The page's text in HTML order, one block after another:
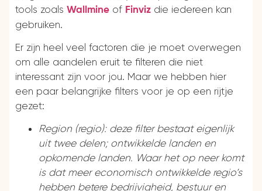
tools zoals Wallmine of Finviz die iedereen kan
gebruiken.
Er zijn heel veel factoren die je moet overwegen
om alle aandelen eruit te filteren die niet
interessant zijn voor jou. Maar we hebben hier
een paar belangrijke filters voor je op een rijtje
gezet:
Region (regio): deze filter bestaat eigenlijk
uit twee delen; ontwikkelde landen en
opkomende landen. Waar het op neer komt
is dat meer economisch ontwikkelde regio’s
hebben betere bedrijvigheid, bestuur en